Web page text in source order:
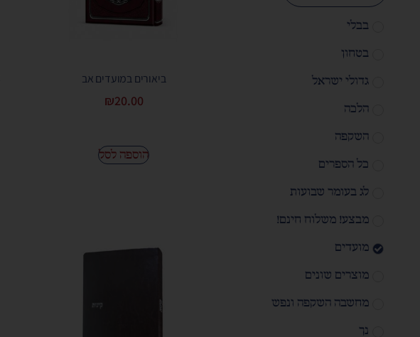
בבלי
בטחון
גדולי ישראל
הלכה
השקפה
כל הספרים
לג בעומר שבועות
מבצע! משלוח חינם!
מועדים
מוצרים שונים
מחשבה השקפה ונפש
נך
ביאורים במועדים אב
₪20.00
הוספה לסל